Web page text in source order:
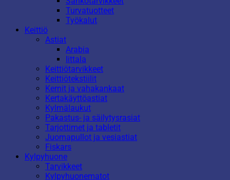
Turvatuotteet
Työkalut
Keittiö
Astiat
Arabia
Iittala
Keittiötarvikkeet
Keittiötekstiilit
Kernit ja vahakankaat
Kertakäyttöastiat
Kylmälaukut
Pakastus- ja säilytysrasiat
Tarjottimet ja tabletit
Juomapullot ja vesiastiat
Fiskars
Kylpyhuone
Tarvikkeet
Kylpyhuonematot